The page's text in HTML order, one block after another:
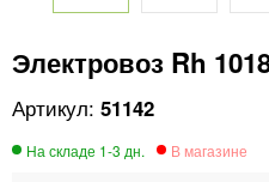
Электровоз Rh
51142